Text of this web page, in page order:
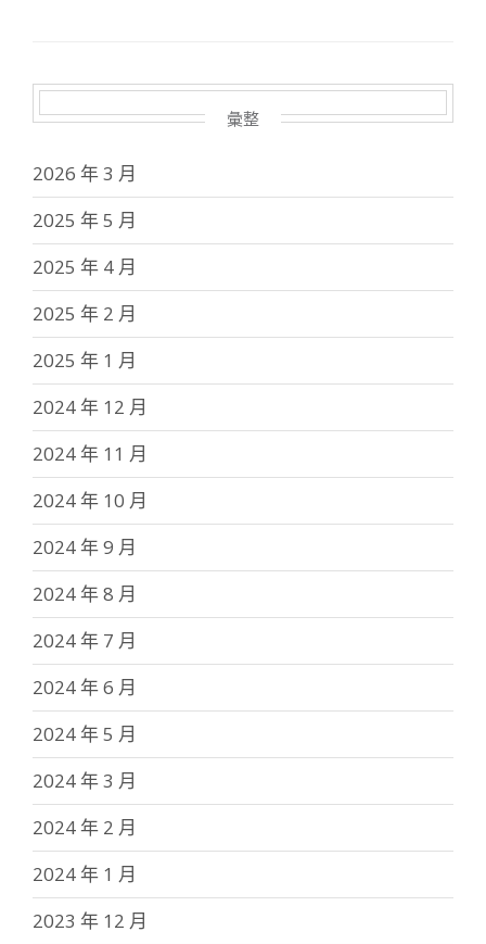
彙整
2026 年 3 月
2025 年 5 月
2025 年 4 月
2025 年 2 月
2025 年 1 月
2024 年 12 月
2024 年 11 月
2024 年 10 月
2024 年 9 月
2024 年 8 月
2024 年 7 月
2024 年 6 月
2024 年 5 月
2024 年 3 月
2024 年 2 月
2024 年 1 月
2023 年 12 月